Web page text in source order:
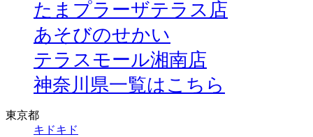
たまプラーザテラス店
あそびのせかい
テラスモール湘南店
神奈川県一覧はこちら
東京都
キドキド